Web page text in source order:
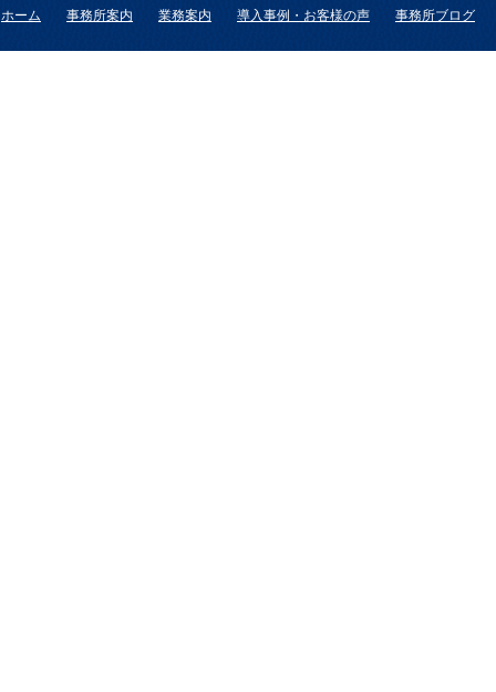
ホーム 事務所案内 業務案内 導入事例・お客様の声 事務所ブログ